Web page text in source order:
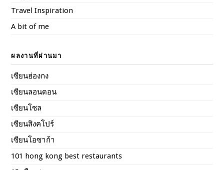
Travel Inspiration
A bit of me
ผลงานที่ผ่านมา
เซียนฮ่องกง
เซียนลอนดอน
เซียนโซล
เซียนสิงคโปร์
เซียนโอซาก้า
101 hong kong best restaurants